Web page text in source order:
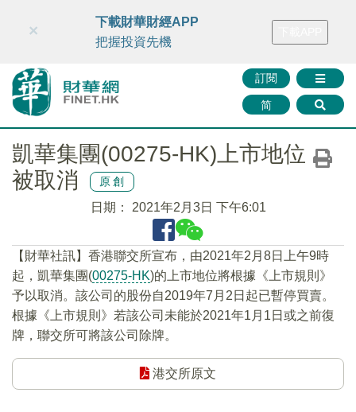
財華智庫網 FINTV FINMETA 財華證券 媒體矩陣
訂閱
简
×
下載財華財經APP
把握投資先機
凱華集團(00275-HK)上市地位
被取消
原創
日期： 2021年2月3日 下午6:01
【財華社訊】香港聯交所宣布，由2021年2月8日上午9時
起，凱華集團(00275-HK)的上市地位將根據《上市規則》
予以取消。該公司的股份自2019年7月2日起已暫停買賣。
根據《上市規則》若該公司未能於2021年1月1日或之前復
牌，聯交所可將該公司除牌。
港交所原文